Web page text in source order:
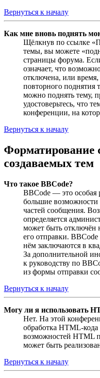
Вернуться к началу
Как мне вновь поднять
Щёлкнув по ссылке
темы, вы можете
страницы форума.
означает, что
отключена, или
повторного
можно поднять тему,
удостоверьтесь, что
конференции, на
Вернуться к началу
Форматирование
создаваемых тем
Что такое BBCode?
BBCode — это особая
большие
частей сообщения.
определяется
может быть отключён
его отправки.
нём заключаются в
За дополнительной
к руководству по
из формы отправки
Вернуться к началу
Могу ли я использовать
Нет. На этой
обработка HTML-
возможностей HTML
может быть
Вернуться к началу